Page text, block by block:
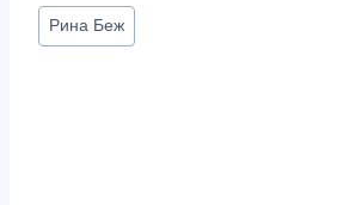
Метки
записи:
Рина Беж